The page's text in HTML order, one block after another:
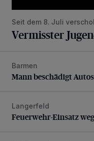
Seit dem 8. Juli
Vermisster
Mann beschädigt Autos
Barmen
Mann beschädigt
Feuerwehr-Einsatz
Langerfeld
Feuerwehr-Einsatz